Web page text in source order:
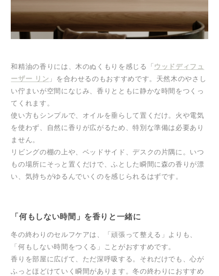
和精油の香りには、木のぬくもりを感じる「 ウッドディフュ
ーザー リン 」を合わせるのもおすすめです。天然木のやさし
い佇まいが空間になじみ、香りとともに静かな時間をつくっ
てくれます。
使い方もシンプルで、オイルを垂らして置くだけ。火や電気
を使わず、自然に香りが広がるため、特別な準備は必要あり
ません。
リビングの棚の上や、ベッドサイド、デスクの片隅に。いつ
もの場所にそっと置くだけで、ふとした瞬間に森の香りが漂
い、気持ちがゆるんでいくのを感じられるはずです。
「何もしない時間」を香りと一緒に
冬の終わりのセルフケアは、「頑張って整える」よりも、
「何もしない時間をつくる」ことがおすすめです。
香りを部屋に広げて、ただ深呼吸する。それだけでも、心が
ふっとほどけていく瞬間があります。冬の終わりにおすすめ